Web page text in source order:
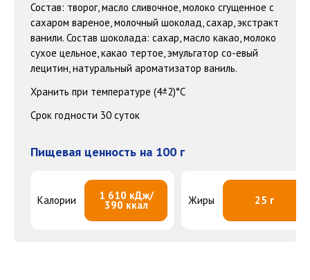
Состав: творог, масло сливочное, молоко сгущенное с
сахаром вареное, молочный шоколад, сахар, экстракт
ванили. Состав шоколада: сахар, масло какао, молоко
сухое цельное, какао тертое, эмульгатор со-евый
лецитин, натуральный ароматизатор ваниль.
Хранить при температуре (4±2)°С
Срок годности 30 суток
Пищевая ценность на 100 г
Калории 1 610 кДж/
390 ккал Жиры 25 г